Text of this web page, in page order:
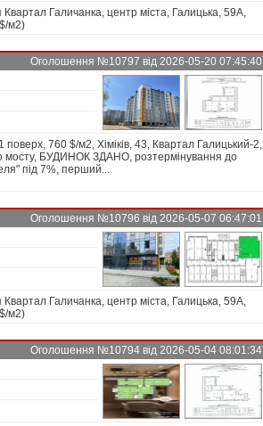
Галичанка, центр міста, Галицька, 59А,
м2)
Оголошення №10797 від 2026-05-20 07:45:40
поверх, 760 $/м2, Хіміків, 43, Квартал Галицький-2,
мосту, БУДИНОК ЗДАНО, розтермінування до
під 7%, перший...
Оголошення №10796 від 2026-05-07 06:47:01
Галичанка, центр міста, Галицька, 59А,
м2)
Оголошення №10794 від 2026-05-04 08:01:34